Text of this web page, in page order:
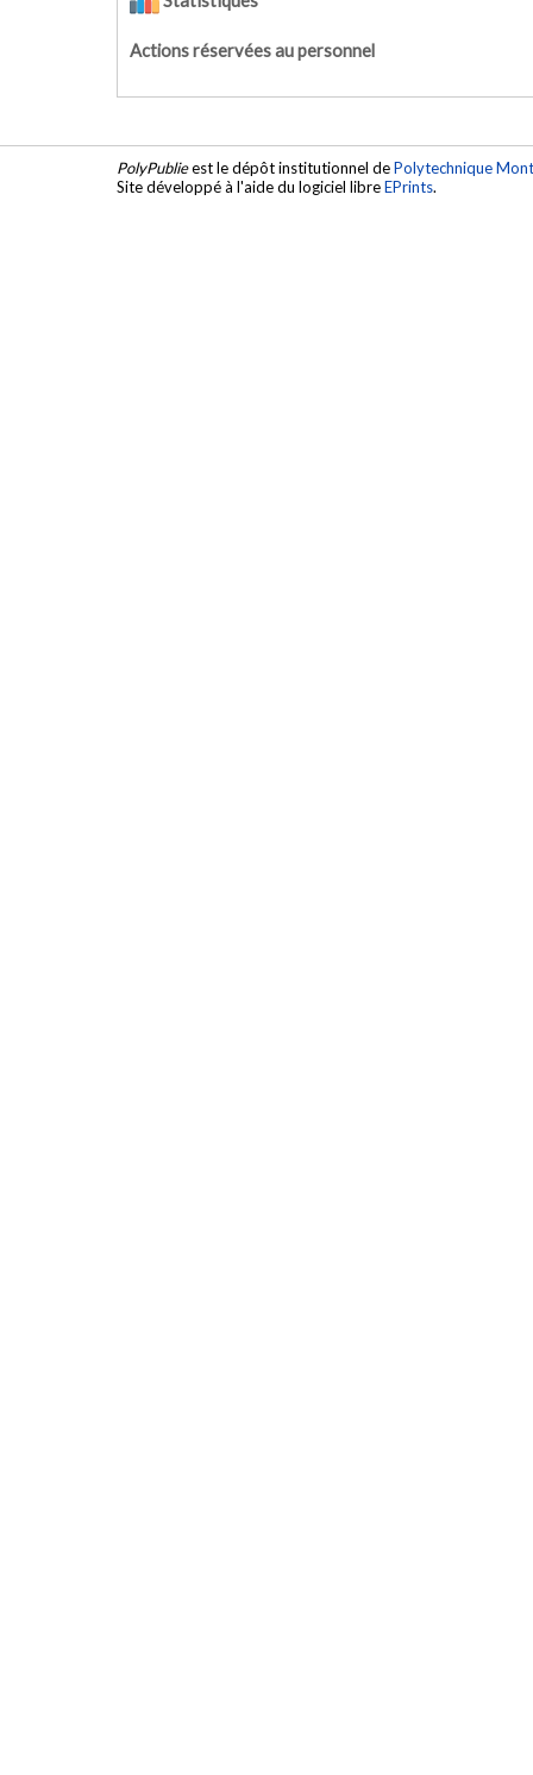
Actions réservées au personnel
PolyPublieest le dépôt institutionnel dePolytechnique
Site développé à l'aide du logiciel libreEPrints.